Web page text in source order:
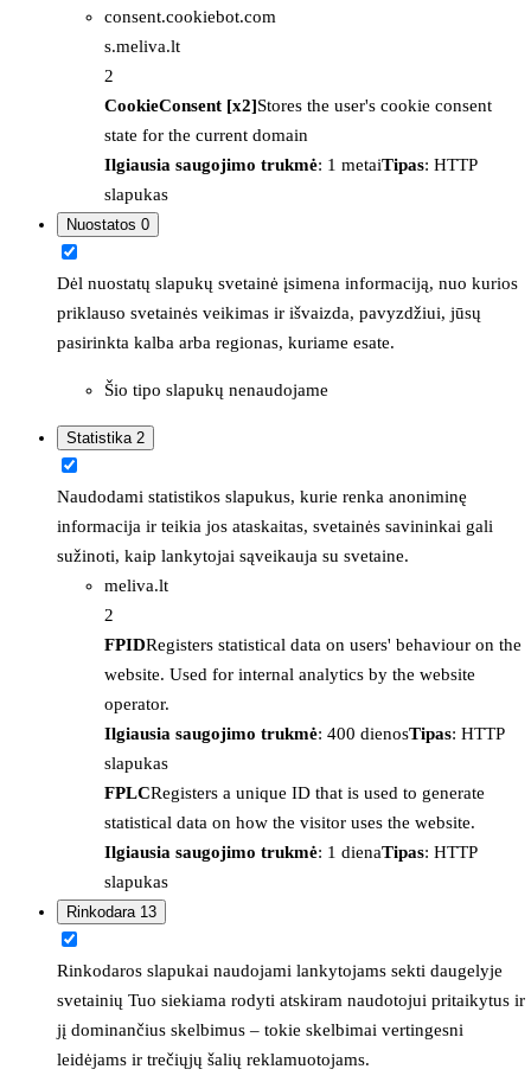
consent.cookiebot.com
s.meliva.lt
2
CookieConsent [x2]Stores the user's cookie consent
state for the current domain
Ilgiausia saugojimo trukmė: 1 metaiTipas: HTTP
slapukas
Nuostatos 0
Dėl nuostatų slapukų svetainė įsimena informaciją, nuo kurios
priklauso svetainės veikimas ir išvaizda, pavyzdžiui, jūsų
pasirinkta kalba arba regionas, kuriame esate.
Šio tipo slapukų nenaudojame
Statistika 2
Naudodami statistikos slapukus, kurie renka anoniminę
informacija ir teikia jos ataskaitas, svetainės savininkai gali
sužinoti, kaip lankytojai sąveikauja su svetaine.
meliva.lt
2
FPIDRegisters statistical data on users' behaviour on the
website. Used for internal analytics by the website
operator.
Ilgiausia saugojimo trukmė: 400 dienosTipas: HTTP
slapukas
FPLCRegisters a unique ID that is used to generate
statistical data on how the visitor uses the website.
Ilgiausia saugojimo trukmė: 1 dienaTipas: HTTP
slapukas
Rinkodara 13
Rinkodaros slapukai naudojami lankytojams sekti daugelyje
svetainių Tuo siekiama rodyti atskiram naudotojui pritaikytus ir
jį dominančius skelbimus – tokie skelbimai vertingesni
leidėjams ir trečiųjų šalių reklamuotojams.